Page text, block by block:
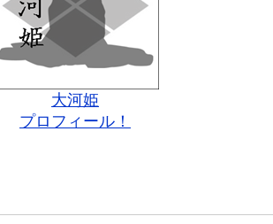
大河姫
プロフィール！